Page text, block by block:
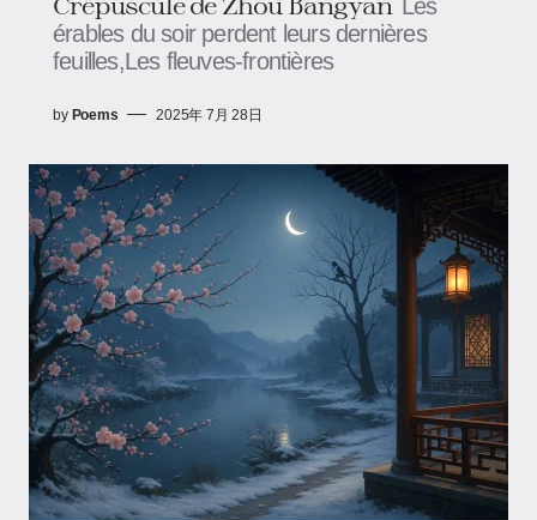
Les
érables du soir perdent leurs dernières
feuilles,Les fleuves-frontières
by Poems 2025年 7月 28日